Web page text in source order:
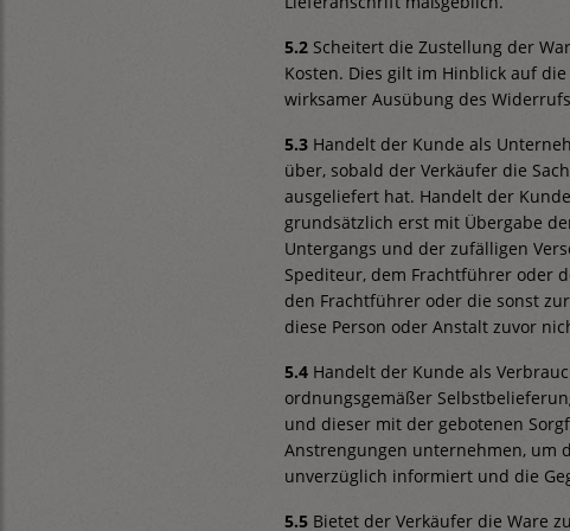
5.2 Scheitert die Zustellung der
Kosten. Dies gilt im Hinblick auf
wirksamer Ausübung des
5.3 Handelt der Kunde als
über, sobald der Verkäufer die
ausgeliefert hat. Handelt der
grundsätzlich erst mit Übergabe
Untergangs und der zufälligen
Spediteur, dem Frachtführer oder
den Frachtführer oder die sonst
diese Person oder Anstalt zuvor
5.4 Handelt der Kunde als
ordnungsgemäßer
und dieser mit der gebotenen
Anstrengungen unternehmen, um
unverzüglich informiert und die
5.5 Bietet der Verkäufer die Ware